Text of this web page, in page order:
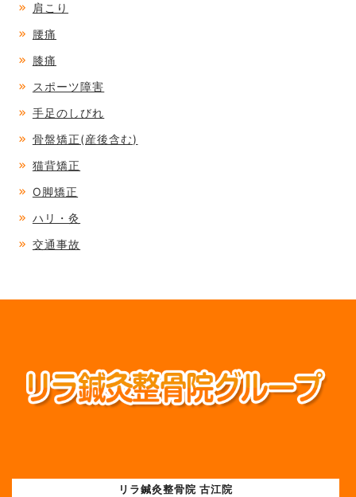
肩こり
腰痛
膝痛
スポーツ障害
手足のしびれ
骨盤矯正(産後含む)
猫背矯正
O脚矯正
ハリ・灸
交通事故
リラ鍼灸整骨院 古江院